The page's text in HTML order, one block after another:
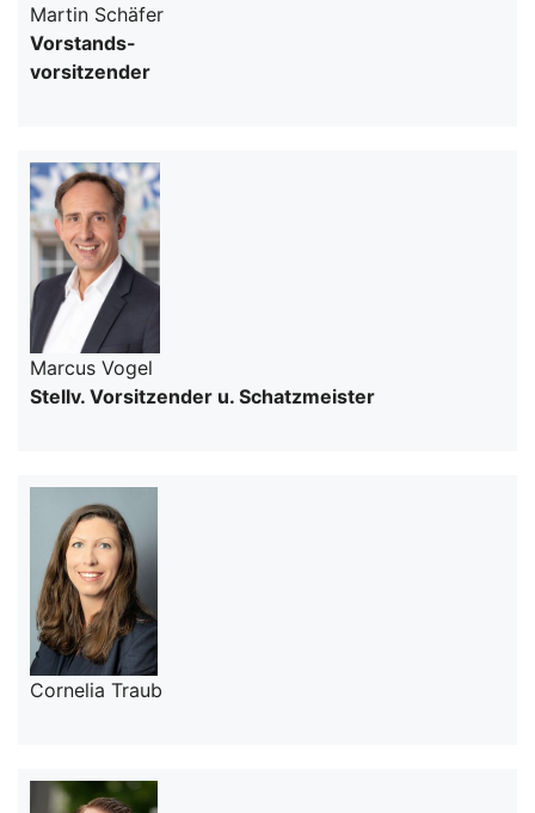
Martin Schäfer
Vorstands-
vorsitzender
Marcus Vogel
Stellv. Vorsitzender u. Schatzmeister
Cornelia Traub